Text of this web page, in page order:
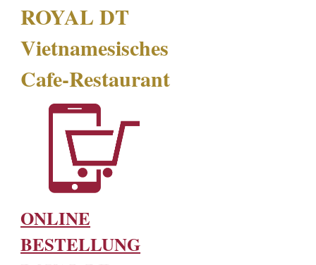
ROYAL DT
Vietnamesisches
Cafe-Restaurant
ONLINE
BESTELLUNG